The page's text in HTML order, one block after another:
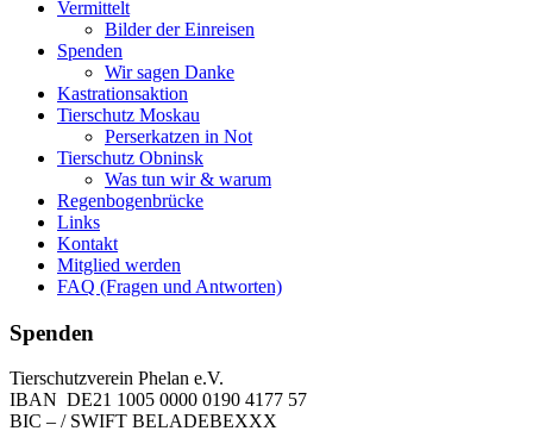
Vermittelt
Bilder der Einreisen
Spenden
Wir sagen Danke
Kastrationsaktion
Tierschutz Moskau
Perserkatzen in Not
Tierschutz Obninsk
Was tun wir & warum
Regenbogenbrücke
Links
Kontakt
Mitglied werden
FAQ (Fragen und Antworten)
Spenden
Tierschutzverein Phelan e.V.
IBAN DE21 1005 0000 0190 4177 57
BIC – / SWIFT BELADEBEXXX